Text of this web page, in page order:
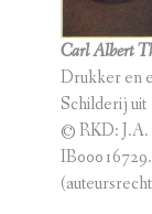
Carl Albert
Drukker en
Schilderij uit
© RKD: J.A.